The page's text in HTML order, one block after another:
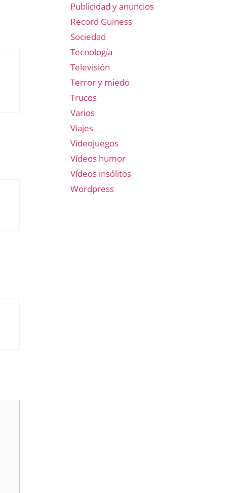
Publicidad y anuncios
Record Guiness
Sociedad
Tecnología
Televisión
Terror y miedo
Trucos
Varios
Viajes
Videojuegos
Vídeos humor
Vídeos insólitos
Wordpress